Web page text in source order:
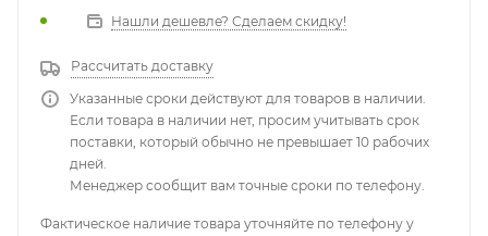
Нашли дешевле? Сделаем скидку!
Рассчитать доставку
Указанные сроки действуют для товаров в наличии.
Если товара в наличии нет, просим учитывать срок
поставки, который обычно не превышает 10 рабочих
дней.
Менеджер сообщит вам точные сроки по телефону.
Фактическое наличие товара уточняйте по телефону у